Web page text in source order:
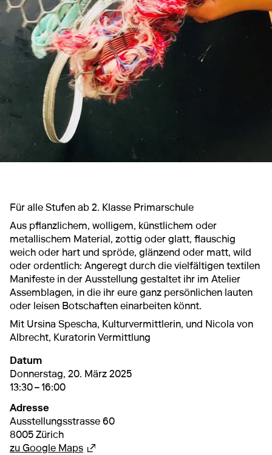
Für alle Stufen ab 2. Klasse Primarschule
Aus pflanzlichem, wolligem, künstlichem oder
metallischem Material, zottig oder glatt, flauschig
weich oder hart und spröde, glänzend oder matt, wild
oder ordentlich: Angeregt durch die vielfältigen textilen
Manifeste in der Ausstellung gestaltet ihr im Atelier
Assemblagen, in die ihr eure ganz persönlichen lauten
oder leisen Botschaften einarbeiten könnt.
Mit Ursina Spescha, Kulturvermittlerin, und Nicola von
Albrecht, Kuratorin Vermittlung
Datum
20. März 202513:30 – 16:00
Donnerstag, 20. März 2025
13:30 – 16:00
Adresse
Ausstellungsstrasse 60
8005 Zürich
zu Google MapsExterner Link, wird in einem anderen Tab